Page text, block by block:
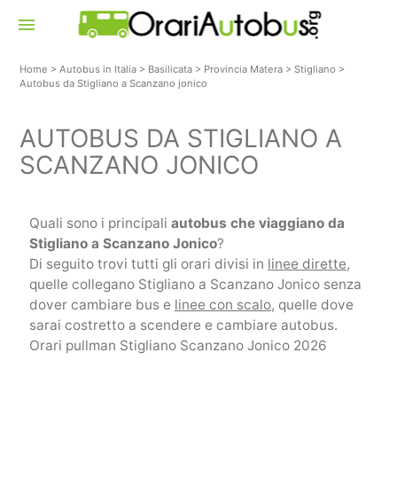
menu
Home >Autobus in Italia > Basilicata > Provincia Matera >Stigliano >
Autobus da Stigliano a Scanzano jonico
AUTOBUS DA STIGLIANO A
SCANZANO JONICO
Quali sono i principali autobus che viaggiano da
Stigliano a Scanzano Jonico?
Di seguito trovi tutti gli orari divisi in linee dirette,
quelle collegano Stigliano a Scanzano Jonico senza
dover cambiare bus e linee con scalo, quelle dove
sarai costretto a scendere e cambiare autobus.
Orari pullman Stigliano Scanzano Jonico 2026